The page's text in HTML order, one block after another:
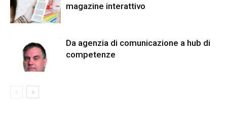
magazine interattivo
Da agenzia di comunicazione a hub di
competenze